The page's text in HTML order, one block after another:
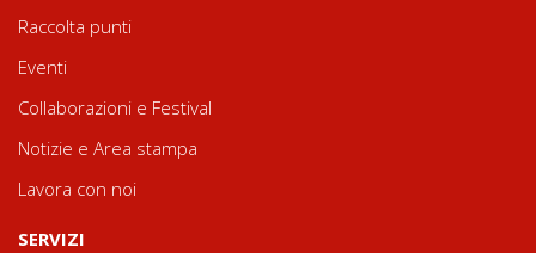
Raccolta punti
Eventi
Collaborazioni e Festival
Notizie e Area stampa
Lavora con noi
SERVIZI